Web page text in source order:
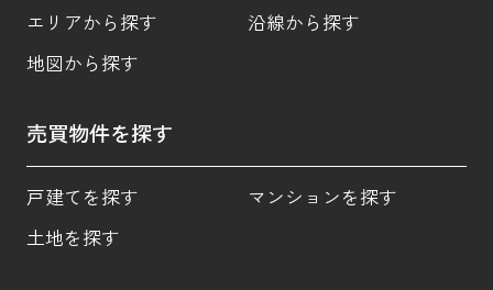
エリアから探す
沿線から探す
地図から探す
売買物件を探す
戸建てを探す
マンションを探す
土地を探す